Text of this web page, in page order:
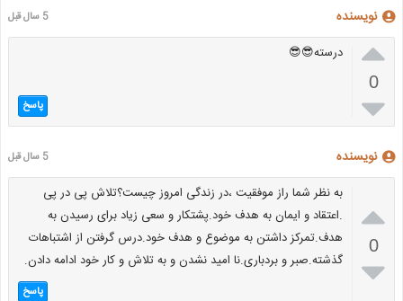
نویسنده 5 سال قبل

0

درسته😎😎
پاسخ
نویسنده 5 سال قبل

0

به نظر شما راز موفقیت ،در زندگی امروز چیست؟تلاش پی در پی
.اعتقاد و ایمان به هدف خود.پشتکار و سعی زیاد برای رسیدن به
هدف.تمرکز داشتن به موضوع و هدف خود.درس گرفتن از اشتباهات
گذشته.صبر و بردباری.نا امید نشدن و به تلاش و کار خود ادامه دادن.
پاسخ